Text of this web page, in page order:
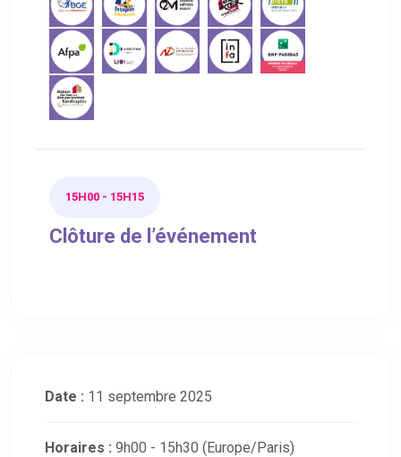
15H00 - 15H15
Clôture de l’événement
Date : 11 septembre 2025
Horaires : 9h00 - 15h30 (Europe/Paris)